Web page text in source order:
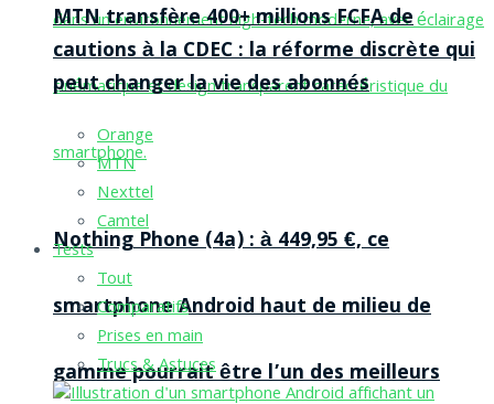
Nothing Phone (4a) : à 449,95 €, ce
smartphone Android haut de milieu de
gamme pourrait être l’un des meilleurs
MTN transfère 400+ millions FCFA de
cautions à la CDEC : la réforme discrète qui
peut changer la vie des abonnés
Orange
MTN
Nexttel
Camtel
Tests
Tout
Comparatifs
Prises en main
Trucs & Astuces